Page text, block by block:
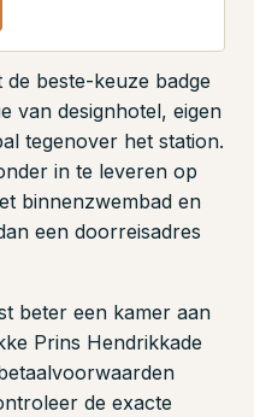
beste-keuze badge
van designhotel, eigen
tegenover het station.
in te leveren op
binnenzwembad en
een doorreisadres
beter een kamer aan
Prins Hendrikkade
de exacte